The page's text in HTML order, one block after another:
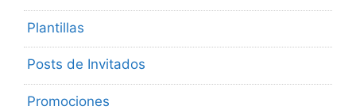
Plantillas
Posts de Invitados
Promociones